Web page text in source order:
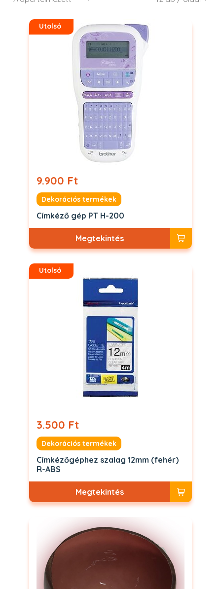
Utolsó
9.900 Ft
Dekorációs termékek
Címkéző gép PT H-200
Megtekintés
Utolsó
3.500 Ft
Dekorációs termékek
Címkézőgéphez szalag 12mm (fehér)
R-ABS
Megtekintés